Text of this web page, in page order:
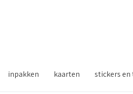
inpakken kaarten stickers en